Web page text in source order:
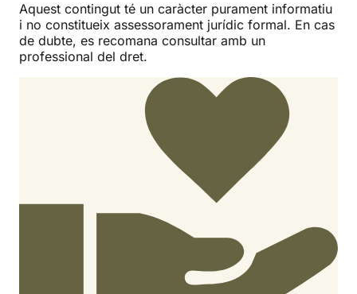
Aquest contingut té un caràcter purament informatiu
i no constitueix assessorament jurídic formal. En cas
de dubte, es recomana consultar amb un
professional del dret.